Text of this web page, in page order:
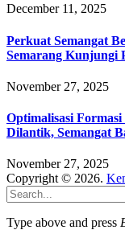
December 11, 2025
Perkuat Semangat
Semarang Kunjungi
November 27, 2025
Optimalisasi
Dilantik, Semangat
November 27, 2025
Copyright © 2026.
Type above and press